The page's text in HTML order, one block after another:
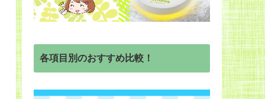
各項目別のおすすめ比較！